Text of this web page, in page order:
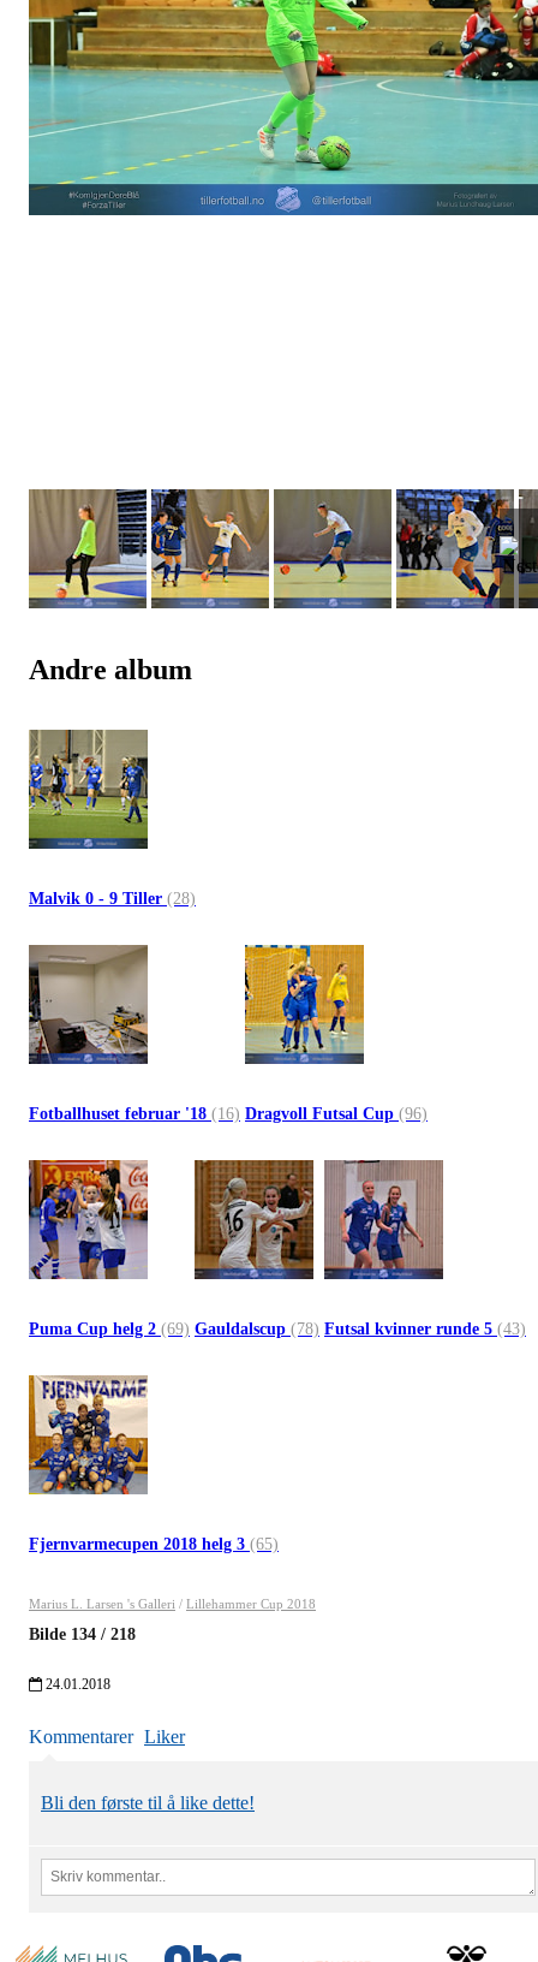
Andre album
Malvik 0 - 9 Tiller (28)
Fotballhuset februar '18 (16) Dragvoll Futsal Cup (96)
Puma Cup helg 2 (69) Gauldalscup (78) Futsal kvinner runde 5 (43)
Fjernvarmecupen 2018 helg 3 (65)
Marius L. Larsen 's Galleri / Lillehammer Cup 2018
Bilde 134 / 218
24.01.2018
Kommentarer Liker
Bli den første til å like dette!